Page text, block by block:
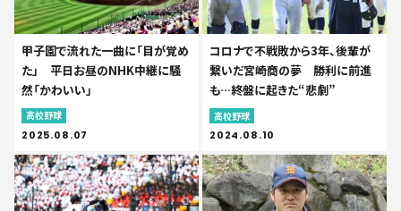
甲子園で流れた一曲に「目が覚め
た」 平日お昼のNHK中継に騒
然「かわいい」
高校野球
2025.08.07
コロナで不戦敗から3年、後輩が
繋いだ宮崎商の夢 勝利に前進
も…終盤に起きた“悲劇”
高校野球
2024.08.10